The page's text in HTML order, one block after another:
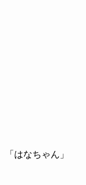
はなちゃん」